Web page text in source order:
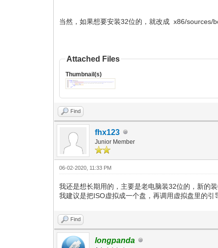
当然，如果想要安装32位的，就改成 x86/sources/
Attached Files
Thumbnail(s)
Find
fhx123
Junior Member
06-02-2020, 11:33 PM
我还是想长期用的，主要是老电脑装32位的，新的装
我建议是把ISO虚拟成一个盘，再调用虚拟盘里的
Find
longpanda